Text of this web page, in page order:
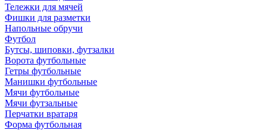
Тележки для мячей
Фишки для разметки
Напольные обручи
Футбол
Бутсы, шиповки, футзалки
Ворота футбольные
Гетры футбольные
Манишки футбольные
Мячи футбольные
Мячи футзальные
Перчатки вратаря
Форма футбольная